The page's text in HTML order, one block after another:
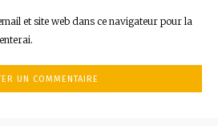
et site web dans ce navigateur pour la